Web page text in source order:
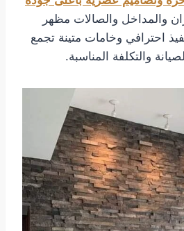
والمداخل والصالات مظهر
احترافي وخامات متينة تجمع
والتكلفة المناسبة.